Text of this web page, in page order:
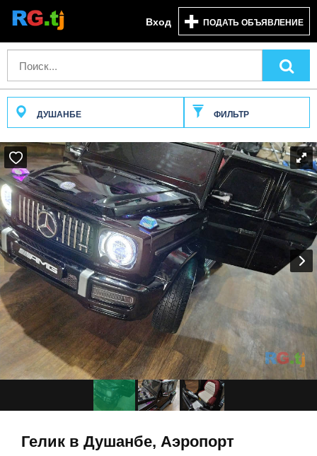
Вход ПОДАТЬ ОБЪЯВЛЕНИЕ
ДУШАНБЕ ФИЛЬТР
Гелик в Душанбе, Аэропорт